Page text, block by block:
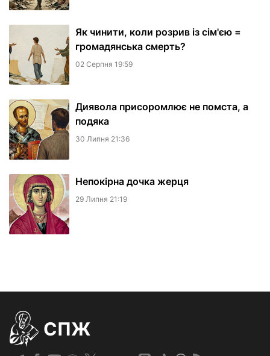
Як чинити, коли розрив із сім'єю =
громадянська смерть?
02 Серпня 19:59
Диявола присоромлює не помста, а
подяка
30 Липня 21:36
Непокірна дочка жерця
29 Липня 21:19
СПЖ